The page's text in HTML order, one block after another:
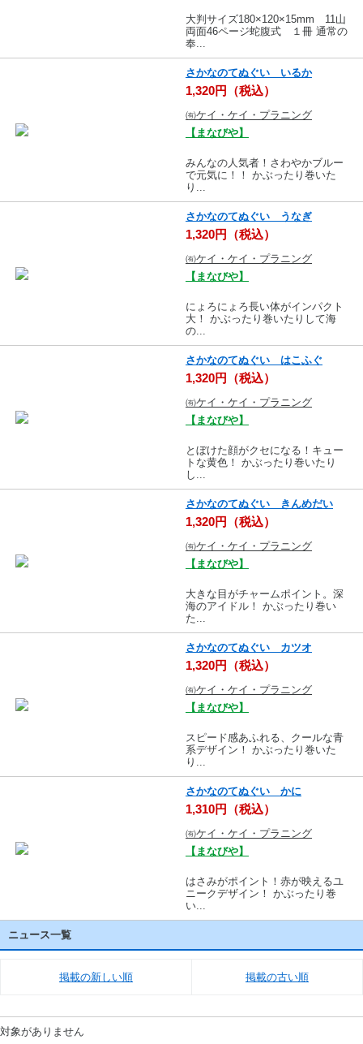
大判サイズ180×120×15mm 11山
両面46ページ蛇腹式 １冊 通常の
奉...
さかなのてぬぐい いるか
1,320円（税込）
㈲ケイ・ケイ・プラニング
【まなびや】
みんなの人気者！さわやかブルー
で元気に！！ かぶったり巻いた
り...
さかなのてぬぐい うなぎ
1,320円（税込）
㈲ケイ・ケイ・プラニング
【まなびや】
にょろにょろ長い体がインパクト
大！ かぶったり巻いたりして海
の...
さかなのてぬぐい はこふぐ
1,320円（税込）
㈲ケイ・ケイ・プラニング
【まなびや】
とぼけた顔がクセになる！キュー
トな黄色！ かぶったり巻いたり
し...
さかなのてぬぐい きんめだい
1,320円（税込）
㈲ケイ・ケイ・プラニング
【まなびや】
大きな目がチャームポイント。深
海のアイドル！ かぶったり巻い
た...
さかなのてぬぐい カツオ
1,320円（税込）
㈲ケイ・ケイ・プラニング
【まなびや】
スピード感あふれる、クールな青
系デザイン！ かぶったり巻いた
り...
さかなのてぬぐい かに
1,310円（税込）
㈲ケイ・ケイ・プラニング
【まなびや】
はさみがポイント！赤が映えるユ
ニークデザイン！ かぶったり巻
い...
ニュース一覧
掲載の新しい順 掲載の古い順
対象がありません